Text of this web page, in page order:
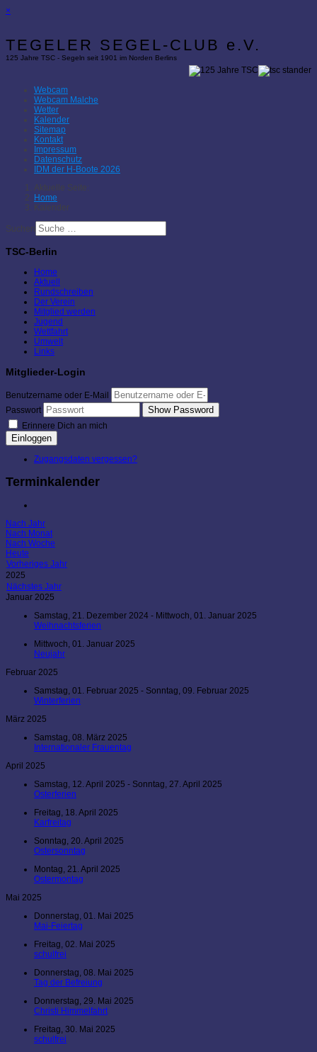
×
TEGELER SEGEL-CLUB e.V.
125 Jahre TSC - Segeln seit 1901 im Norden Berlins
Webcam
Webcam Malche
Wetter
Kalender
Sitemap
Kontakt
Impressum
Datenschutz
IDM der H-Boote 2026
Aktuelle Seite:
Home
Kalender
Suchen
TSC-Berlin
Home
Aktuell
Rundschreiben
Der Verein
Mitglied werden
Jugend
Wettfahrt
Umwelt
Links
Mitglieder-Login
Benutzername oder E-Mail
Passwort
Show Password
Erinnere Dich an mich
Einloggen
Zugangsdaten vergessen?
Terminkalender
Nach Jahr
Nach Monat
Nach Woche
Heute
Vorheriges Jahr
2025
Nächstes Jahr
Januar 2025
Samstag, 21. Dezember 2024 - Mittwoch, 01. Januar 2025
Weihnachtsferien
Mittwoch, 01. Januar 2025
Neujahr
Februar 2025
Samstag, 01. Februar 2025 - Sonntag, 09. Februar 2025
Winterferien
März 2025
Samstag, 08. März 2025
Internationaler Frauentag
April 2025
Samstag, 12. April 2025 - Sonntag, 27. April 2025
Osterferien
Freitag, 18. April 2025
Karfreitag
Sonntag, 20. April 2025
Ostersonntag
Montag, 21. April 2025
Ostermontag
Mai 2025
Donnerstag, 01. Mai 2025
Mai-Feiertag
Freitag, 02. Mai 2025
schulfrei
Donnerstag, 08. Mai 2025
Tag der Befreiung
Donnerstag, 29. Mai 2025
Christi Himmelfahrt
Freitag, 30. Mai 2025
schulfrei